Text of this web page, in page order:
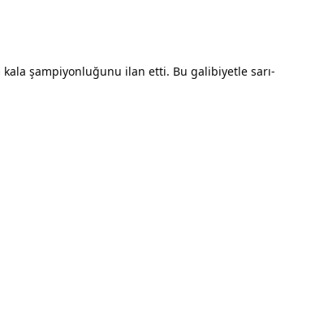
kala şampiyonluğunu ilan etti. Bu galibiyetle sarı-